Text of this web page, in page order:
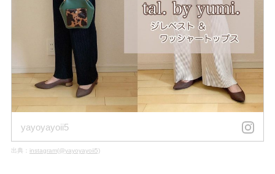
yayoyayoii5
出典： instagram(@yayoyayoii5)